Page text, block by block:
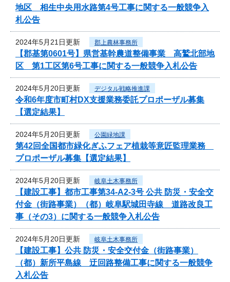
地区 相生中央用水路第4号工事に関する一般競争入
札公告
2024年5月21日更新 郡上農林事務所
【郡基第0601号】県営基幹農道整備事業 高鷲北部地
区 第1工区第6号工事に関する一般競争入札公告
2024年5月20日更新 デジタル戦略推進課
令和6年度市町村DX支援業務委託プロポーザル募集
【選定結果】
2024年5月20日更新 公園緑地課
第42回全国都市緑化ぎふフェア植栽等意匠監理業務
プロポーザル募集【選定結果】
2024年5月20日更新 岐阜土木事務所
【建設工事】都市工事第34-A2-3号 公共 防災・安全交
付金（街路事業）（都）岐阜駅城田寺線 道路改良工
事（その3）に関する一般競争入札公告
2024年5月20日更新 岐阜土木事務所
【建設工事】公共 防災・安全交付金（街路事業）
（都）新所平島線 迂回路整備工事に関する一般競争
入札公告